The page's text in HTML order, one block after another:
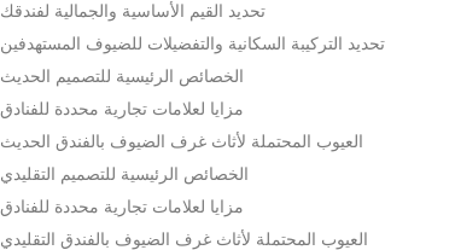
تحديد القيم الأساسية والجمالية لفندقك
تحديد التركيبة السكانية والتفضيلات للضيوف المستهدفين
الخصائص الرئيسية للتصميم الحديث
مزايا لعلامات تجارية محددة للفنادق
العيوب المحتملة لأثاث غرف الضيوف بالفندق الحديث
الخصائص الرئيسية للتصميم التقليدي
مزايا لعلامات تجارية محددة للفنادق
العيوب المحتملة لأثاث غرف الضيوف بالفندق التقليدي